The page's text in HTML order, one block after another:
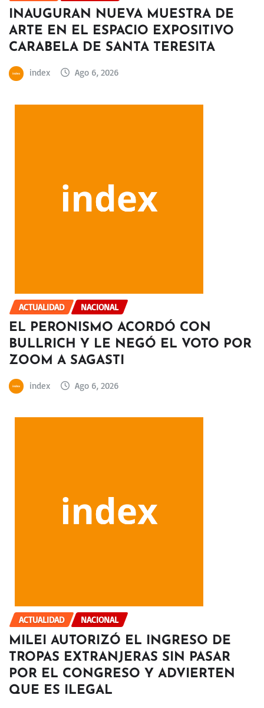
INAUGURAN NUEVA MUESTRA DE
ARTE EN EL ESPACIO EXPOSITIVO
CARABELA DE SANTA TERESITA
index Ago 6, 2026
ACTUALIDAD NACIONAL
EL PERONISMO ACORDÓ CON
BULLRICH Y LE NEGÓ EL VOTO POR
ZOOM A SAGASTI
index Ago 6, 2026
ACTUALIDAD NACIONAL
MILEI AUTORIZÓ EL INGRESO DE
TROPAS EXTRANJERAS SIN PASAR
POR EL CONGRESO Y ADVIERTEN
QUE ES ILEGAL